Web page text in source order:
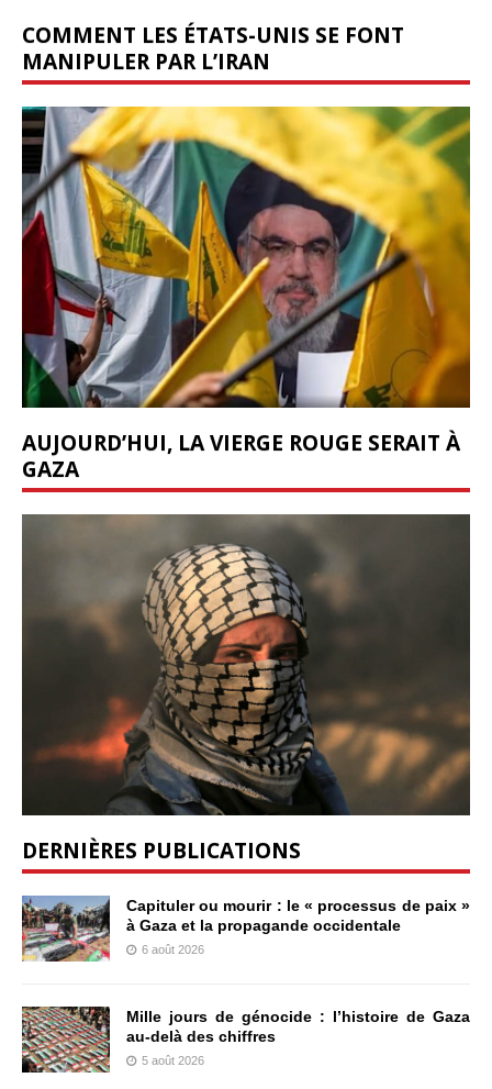
COMMENT LES ÉTATS-UNIS SE FONT
MANIPULER PAR L’IRAN
AUJOURD’HUI, LA VIERGE ROUGE SERAIT À
GAZA
DERNIÈRES PUBLICATIONS
Capituler ou mourir : le « processus de paix »
à Gaza et la propagande occidentale
6 août 2026
Mille jours de génocide : l’histoire de Gaza
au-delà des chiffres
5 août 2026